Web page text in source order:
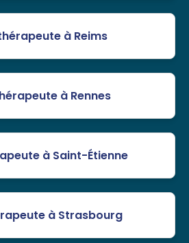
à Reims
à Rennes
à Saint-Étienne
à Strasbourg